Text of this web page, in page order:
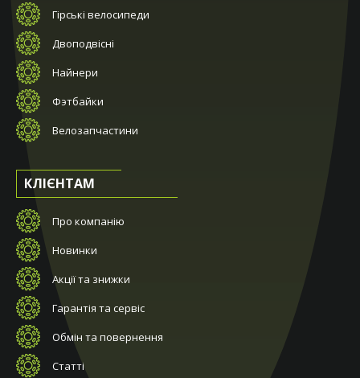
Гірські велосипеди
Двоподвісні
Найнери
Фэтбайки
Велозапчастини
КЛІЄНТАМ
Про компанію
Новинки
Акції та знижки
Гарантія та сервіс
Обмін та повернення
Статті